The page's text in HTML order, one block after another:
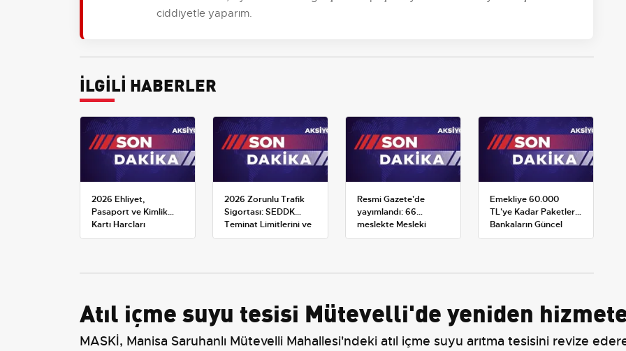
ciddiyetle yaparım.
İLGİLİ HABERLER
2026 Ehliyet,
Pasaport ve Kimlik
Kartı Harçları
Resmileşti: Yeni
2026 Zorunlu Trafik
Sigortası: SEDDK
Teminat Limitlerini ve
Çoklu Araç Tarifesini
Resmi Gazete'de
yayımlandı: 66
meslekte Mesleki
Yeterlilik Belgesi
Emekliye 60.000
TL'ye Kadar Paketler:
Bankaların Güncel
Promosyon ve Ek
Atıl içme suyu tesisi Mütevelli'de yeniden hizmete
MASKİ, Manisa Saruhanlı Mütevelli Mahallesi'ndeki atıl içme suyu arıtma tesisini revize